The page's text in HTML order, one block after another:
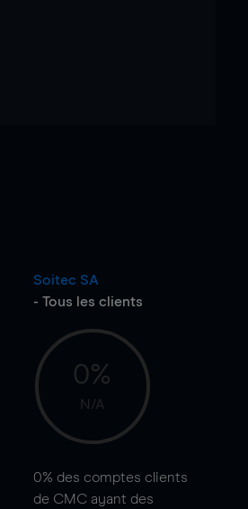
Soitec SA
- Tous les clients
0%
N/A
0% des comptes clients
de CMC ayant des